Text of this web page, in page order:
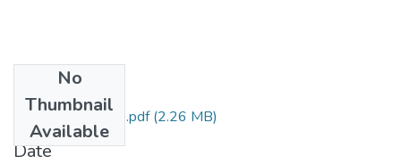
No
Thumbnail
Available
العدد 232 مؤمن.pdf(2.26 MB)
Date